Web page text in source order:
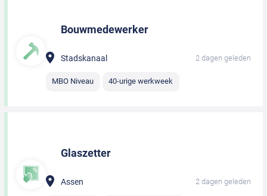
Bouwmedewerker
Stadskanaal 2 dagen geleden
MBO Niveau 40-urige werkweek
Glaszetter
Assen 2 dagen geleden